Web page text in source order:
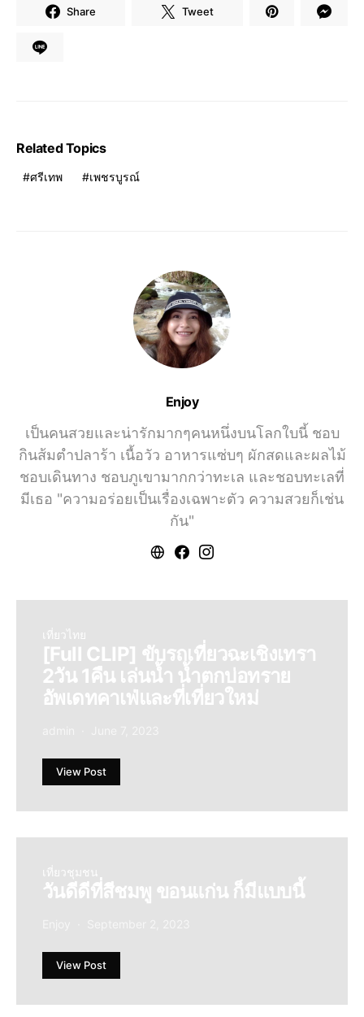
Share Tweet
Related Topics
ศรีเทพ เพชรบูรณ์
Enjoy
เป็นคนสวยและน่ารักมากๆคนหนึ่งบนโลกใบนี้ ชอบ
กินส้มตำปลาร้า เนื้อวัว อาหารแซ่บๆ ผักสดและผลไม้
ชอบเดินทาง ชอบภูเขามากกว่าทะเล และชอบทะเลที่
มีเธอ "ความอร่อยเป็นเรื่องเฉพาะตัว ความสวยก็เช่น
กัน"
เที่ยวไทย
[Full CLIP] ขับรถเที่ยวฉะเชิงเทรา
2วัน 1คืน เล่นน้ำ น้ำตกบ่อทราย
อัพเดทคาเฟ่และที่เที่ยวใหม่
View Post
เที่ยวชุมชน
วันดีดีที่สีชมพู ขอนแก่น ก็มีแบบนี้
View Post